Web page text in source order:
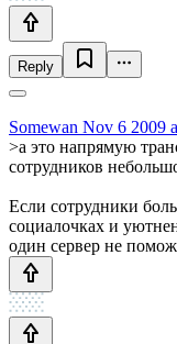
Reply
Somewan Nov 6 2009
>а это напрямую
сотрудников
Если сотрудники
социалочках и
один сервер не